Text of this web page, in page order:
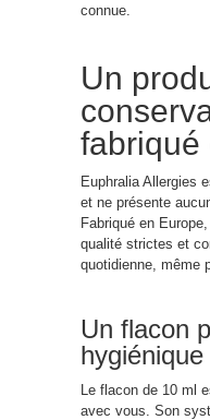
connue.
Un
fabriqué
Euphralia Allergies
et ne présente
Fabriqué en
qualité strictes et
quotidienne, même
Un flacon
hygiénique
Le flacon de 10 ml
avec vous. Son